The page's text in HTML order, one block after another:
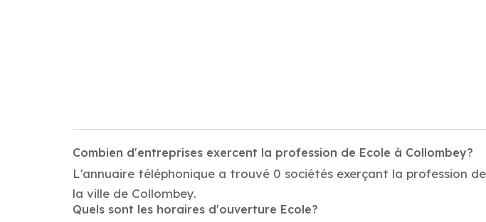
Combien d'entreprises exercent la profession de Ecole à Collombey?
L'annuaire téléphonique a trouvé 0 sociétés exerçant la profession
la ville de Collombey.
Quels sont les horaires d'ouverture Ecole?